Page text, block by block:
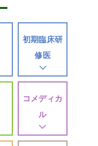
初期臨床研
修医
コメディカ
ル